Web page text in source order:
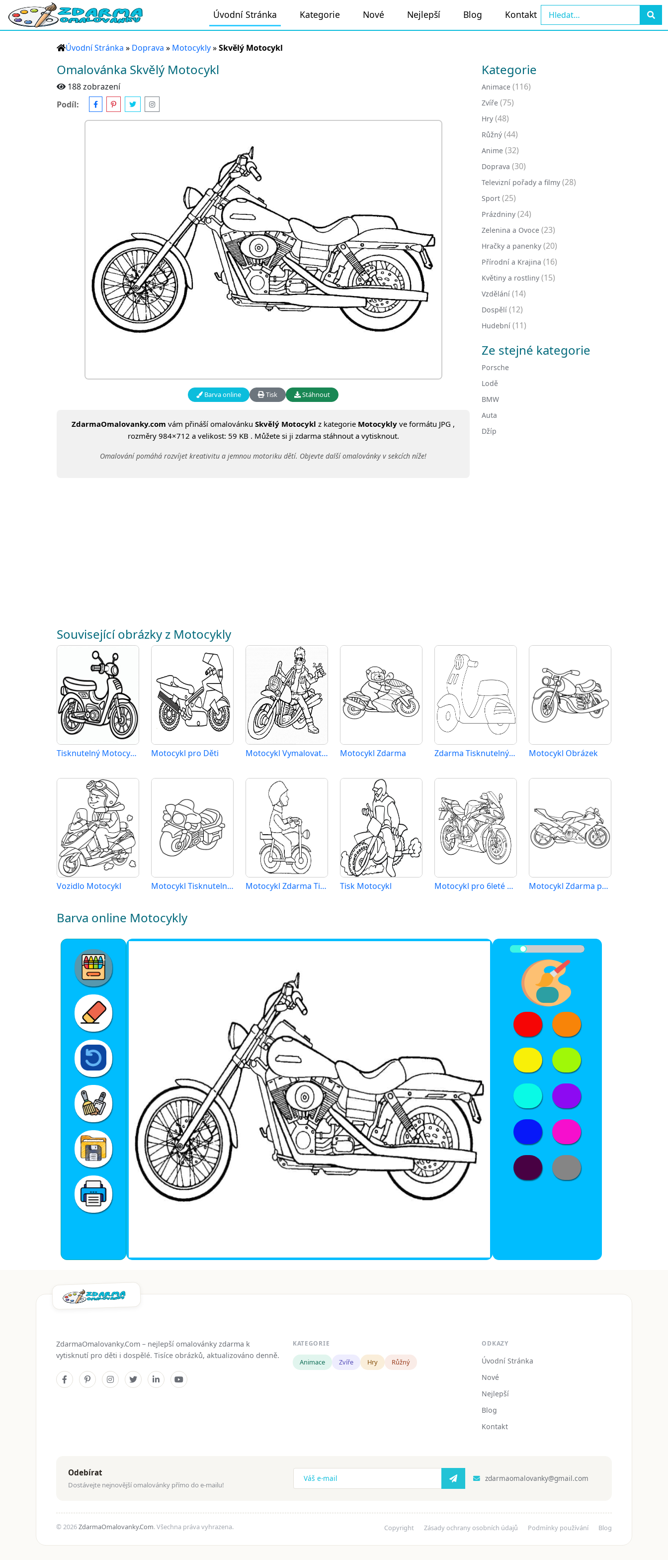
Úvodní Stránka Kategorie Nové Nejlepší Blog Kontakt
Úvodní Stránka » Doprava » Motocykly»Skvělý Motocykl
Omalovánka Skvělý Motocykl
188 zobrazení
Podíl:
Barva online Tisk Stáhnout
ZdarmaOmalovanky.com vám přináší omalovánku Skvělý Motocykl z kategorie Motocykly ve formátu JPG ,
rozměry 984×712 a velikost: 59 KB . Můžete si ji zdarma stáhnout a vytisknout.
Omalování pomáhá rozvíjet kreativitu a jemnou motoriku dětí. Objevte další omalovánky v sekcích níže!
Kategorie
Animace (116)
Zvíře (75)
Hry (48)
Růžný (44)
Anime (32)
Doprava (30)
Televizní pořady a filmy (28)
Sport (25)
Prázdniny (24)
Zelenina a Ovoce (23)
Hračky a panenky (20)
Přírodní a Krajina (16)
Květiny a rostliny (15)
Vzdělání (14)
Dospělí (12)
Hudební (11)
Ze stejné kategorie
Porsche
Lodě
BMW
Auta
Džíp
Související obrázky z Motocykly
Tisknutelný Motocykl Obrázek Motocykl pro Děti Motocykl Vymalovatelné pro Děti Motocykl Zdarma Zdarma Tisknutelný Motocykl Motocykl Obrázek
Vozidlo Motocykl Motocykl Tisknutelný pro Děti Motocykl Zdarma Tisknutelný Tisk Motocykl Motocykl pro 6leté Děti Motocykl Zdarma pro Děti
Barva online Motocykly
ZdarmaOmalovanky.Com – nejlepší omalovánky zdarma k
vytisknutí pro děti i dospělé. Tisíce obrázků, aktualizováno denně.
KATEGORIE
Animace Zvíře Hry Růžný
ODKAZY
Úvodní Stránka
Nové
Nejlepší
Blog
Kontakt
Odebírat
Dostávejte nejnovější omalovánky přímo do e-mailu!
zdarmaomalovanky@gmail.com
© 2026ZdarmaOmalovanky.Com. Všechna práva vyhrazena. Copyright Zásady ochrany osobních údajů Podmínky používání Blog